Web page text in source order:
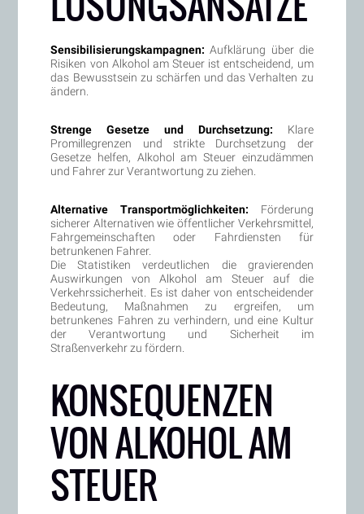
Sensibilisierungskampagnen: Aufklärung über die
Risiken von Alkohol am Steuer ist entscheidend, um
das Bewusstsein zu schärfen und das Verhalten zu
ändern.
Strenge Gesetze und Durchsetzung: Klare
Promillegrenzen und strikte Durchsetzung der
Gesetze helfen, Alkohol am Steuer einzudämmen
und Fahrer zur Verantwortung zu ziehen.
Alternative Transportmöglichkeiten: Förderung
sicherer Alternativen wie öffentlicher Verkehrsmittel,
Fahrgemeinschaften oder Fahrdiensten für
betrunkenen Fahrer.
Die Statistiken verdeutlichen die gravierenden
Auswirkungen von Alkohol am Steuer auf die
Verkehrssicherheit. Es ist daher von entscheidender
Bedeutung, Maßnahmen zu ergreifen, um
betrunkenes Fahren zu verhindern, und eine Kultur
der Verantwortung und Sicherheit im
Straßenverkehr zu fördern.
KONSEQUENZEN
VON ALKOHOL AM
STEUER